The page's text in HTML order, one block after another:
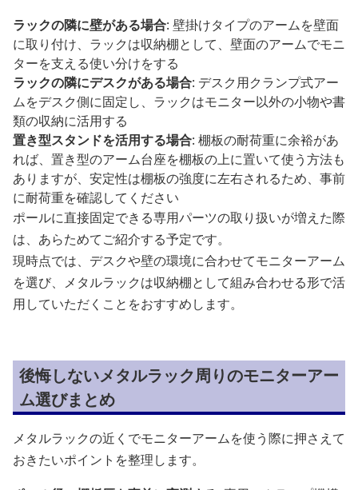
ラックの隣に壁がある場合: 壁掛けタイプのアームを壁面
に取り付け、ラックは収納棚として、壁面のアームでモニ
ターを支える使い分けをする
ラックの隣にデスクがある場合: デスク用クランプ式アー
ムをデスク側に固定し、ラックはモニター以外の小物や書
類の収納に活用する
置き型スタンドを活用する場合: 棚板の耐荷重に余裕があ
れば、置き型のアーム台座を棚板の上に置いて使う方法も
ありますが、安定性は棚板の強度に左右されるため、事前
に耐荷重を確認してください
ポールに直接固定できる専用パーツの取り扱いが増えた際
は、あらためてご紹介する予定です。
現時点では、デスクや壁の環境に合わせてモニターアーム
を選び、メタルラックは収納棚として組み合わせる形で活
用していただくことをおすすめします。
後悔しないメタルラック周りのモニターアー
ム選びまとめ
メタルラックの近くでモニターアームを使う際に押さえて
おきたいポイントを整理します。